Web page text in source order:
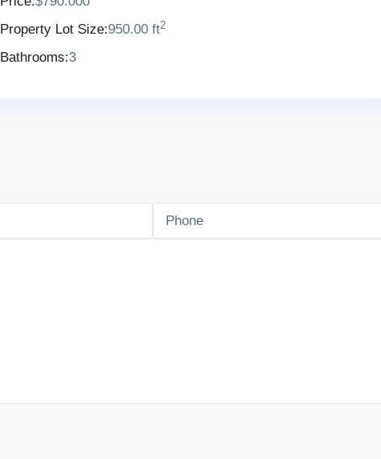
Property Lot Size:950.00 ft2
Bathrooms:3